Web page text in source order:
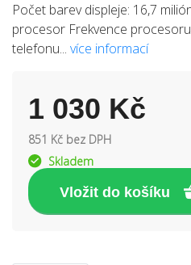
Počet barev displeje: 16,7
procesor Frekvence
telefonu... více informací
1 030 Kč
851 Kč bez DPH
Skladem